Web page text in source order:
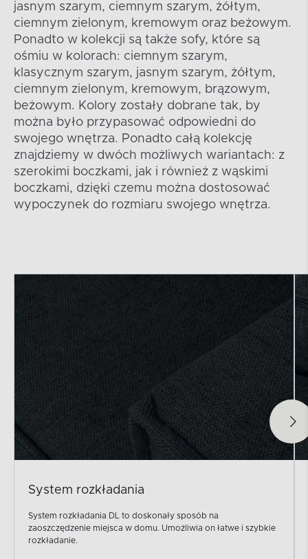
jasnym szarym, ciemnym szarym, żółtym,
ciemnym zielonym, kremowym oraz beżowym.
Ponadto w kolekcji są także sofy, które są
ośmiu w kolorach: ciemnym szarym,
klasycznym szarym, jasnym szarym, żółtym,
ciemnym zielonym, kremowym, brązowym,
beżowym. Kolory zostały dobrane tak, by
można było przypasować odpowiedni do
swojego wnętrza. Ponadto całą kolekcję
znajdziemy w dwóch możliwych wariantach: z
szerokimi boczkami, jak i również z wąskimi
boczkami, dzięki czemu można dostosować
wypoczynek do rozmiaru swojego wnętrza.
System rozkładania
System rozkładania DL to doskonały sposób na
zaoszczędzenie miejsca w domu. Umożliwia on łatwe i szybkie
rozkładanie.